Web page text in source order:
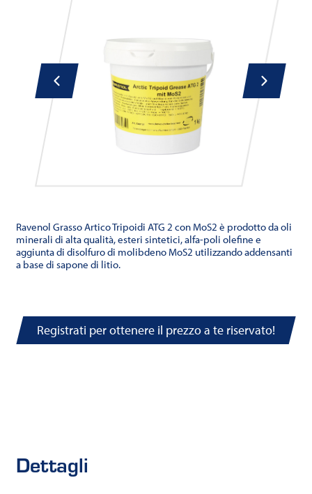
Ravenol Grasso Artico Tripoidi ATG 2 con MoS2 è prodotto da oli
minerali di alta qualità, esteri sintetici, alfa-poli olefine e
aggiunta di disolfuro di molibdeno MoS2 utilizzando addensanti
a base di sapone di litio.
Registrati per ottenere il prezzo a te riservato!
Dettagli